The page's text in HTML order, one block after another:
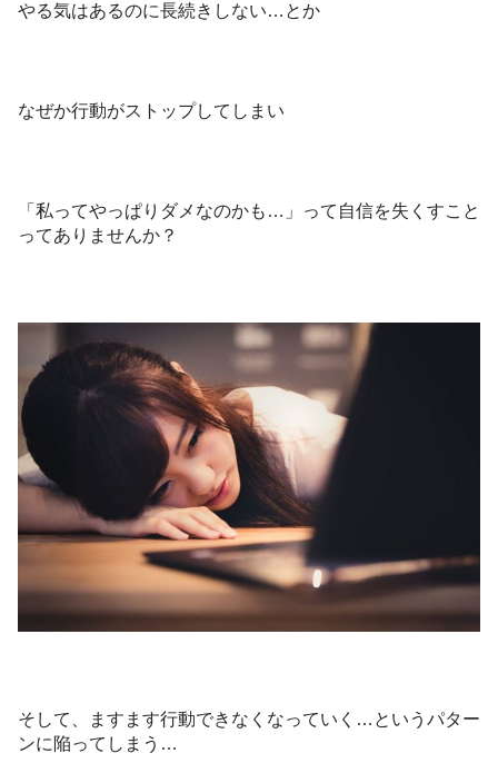
Healing Work
個人ビジネスサポート・コンサル
やる気はあるのに長続きしない…とか
なぜか行動がストップしてしまい
「私ってやっぱりダメなのかも…」って自信を失くすこと
ってありませんか？
そして、ますます行動できなくなっていく…というパター
ンに陥ってしまう…